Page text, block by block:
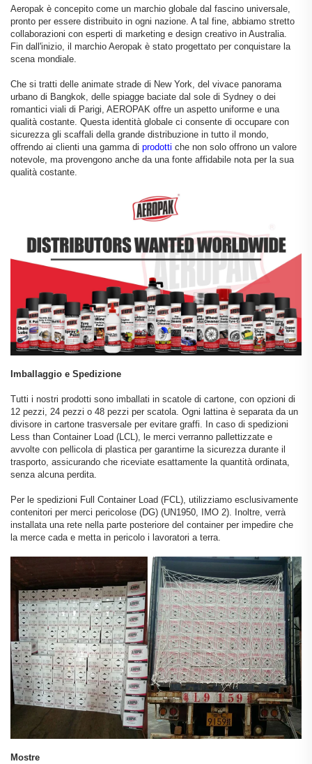
Aeropak è concepito come un marchio globale dal fascino universale,
pronto per essere distribuito in ogni nazione. A tal fine, abbiamo stretto
collaborazioni con esperti di marketing e design creativo in Australia.
Fin dall'inizio, il marchio Aeropak è stato progettato per conquistare la
scena mondiale.
Che si tratti delle animate strade di New York, del vivace panorama
urbano di Bangkok, delle spiagge baciate dal sole di Sydney o dei
romantici viali di Parigi, AEROPAK offre un aspetto uniforme e una
qualità costante. Questa identità globale ci consente di occupare con
sicurezza gli scaffali della grande distribuzione in tutto il mondo,
offrendo ai clienti una gamma di prodotti che non solo offrono un valore
notevole, ma provengono anche da una fonte affidabile nota per la sua
qualità costante.
Imballaggio e Spedizione
Tutti i nostri prodotti sono imballati in scatole di cartone, con opzioni di
12 pezzi, 24 pezzi o 48 pezzi per scatola. Ogni lattina è separata da un
divisore in cartone trasversale per evitare graffi. In caso di spedizioni
Less than Container Load (LCL), le merci verranno pallettizzate e
avvolte con pellicola di plastica per garantirne la sicurezza durante il
trasporto, assicurando che riceviate esattamente la quantità ordinata,
senza alcuna perdita.
Per le spedizioni Full Container Load (FCL), utilizziamo esclusivamente
contenitori per merci pericolose (DG) (UN1950, IMO 2). Inoltre, verrà
installata una rete nella parte posteriore del container per impedire che
la merce cada e metta in pericolo i lavoratori a terra.
Mostre